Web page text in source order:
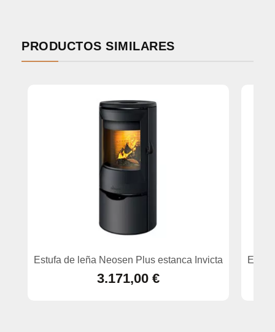
PRODUCTOS SIMILARES
Estufa de leña Neosen Plus estanca Invicta
3.171,00 €